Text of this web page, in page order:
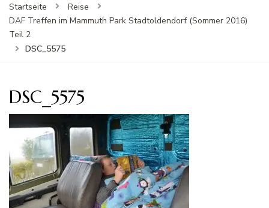
Startseite
Reise
DAF Treffen im Mammuth Park Stadtoldendorf (Sommer 2016)
Teil 2
DSC_5575
DSC_5575